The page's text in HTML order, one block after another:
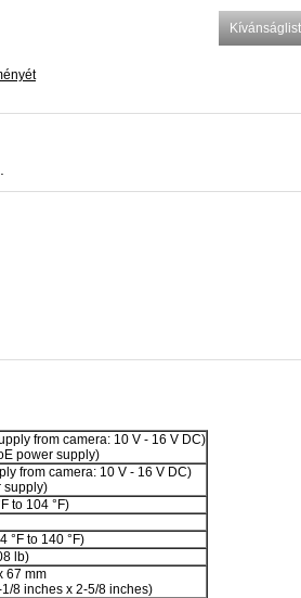
from camera: 10 V - 16 V DC)
power supply)
from camera: 10 V - 16 V DC)
supply)
to 104 °F)
°F to 140 °F)
lb)
67 mm
8 inches x 2-5/8 inches)